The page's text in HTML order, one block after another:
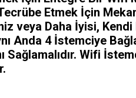
Etmek İçin
veya Daha İyisi,
Anda 4 İstemciye
Sağlamalıdır. Wifi